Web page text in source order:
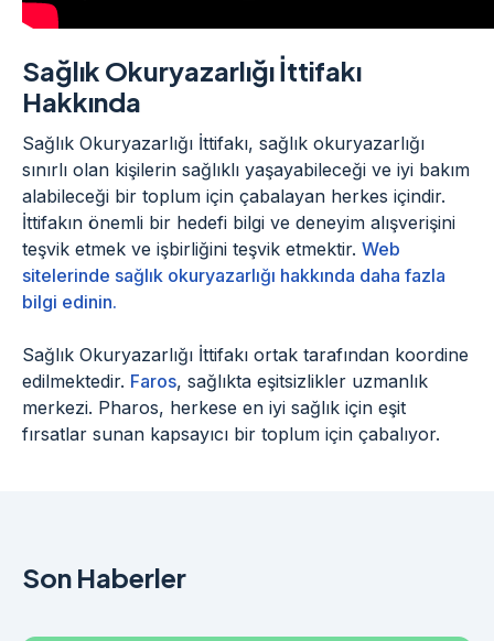
Sağlık Okuryazarlığı İttifakı
Hakkında
Sağlık Okuryazarlığı İttifakı, sağlık okuryazarlığı
sınırlı olan kişilerin sağlıklı yaşayabileceği ve iyi bakım
alabileceği bir toplum için çabalayan herkes içindir.
İttifakın önemli bir hedefi bilgi ve deneyim alışverişini
teşvik etmek ve işbirliğini teşvik etmektir. Web
sitelerinde sağlık okuryazarlığı hakkında daha fazla
bilgi edinin.
Sağlık Okuryazarlığı İttifakı ortak tarafından koordine
edilmektedir. Faros, sağlıkta eşitsizlikler uzmanlık
merkezi. Pharos, herkese en iyi sağlık için eşit
fırsatlar sunan kapsayıcı bir toplum için çabalıyor.
Son Haberler